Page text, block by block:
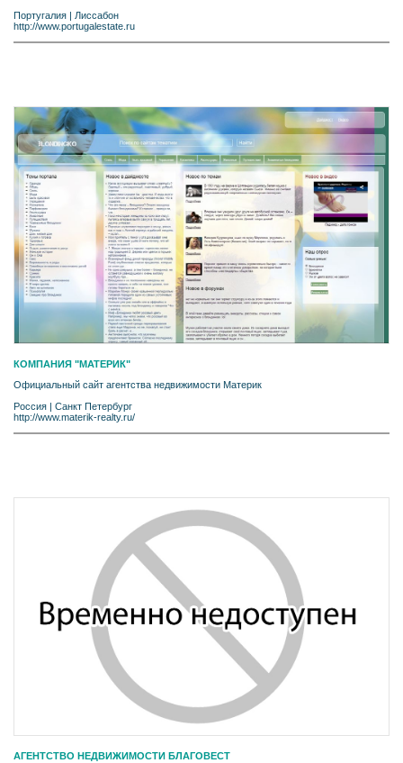
Португалия | Лиссабон
http://www.portugalestate.ru
КОМПАНИЯ "МАТЕРИК"
Официальный сайт агентства недвижимости Материк
Россия
Санкт Петербург
http://www.materik-realty.ru/
АГЕНТСТВО НЕДВИЖИМОСТИ БЛАГОВЕСТ